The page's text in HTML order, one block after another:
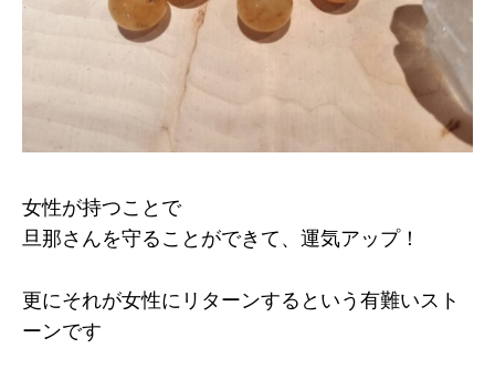
女性が持つことで
旦那さんを守ることができて、運気アップ！
更にそれが女性にリターンするという有難いスト
ーンです